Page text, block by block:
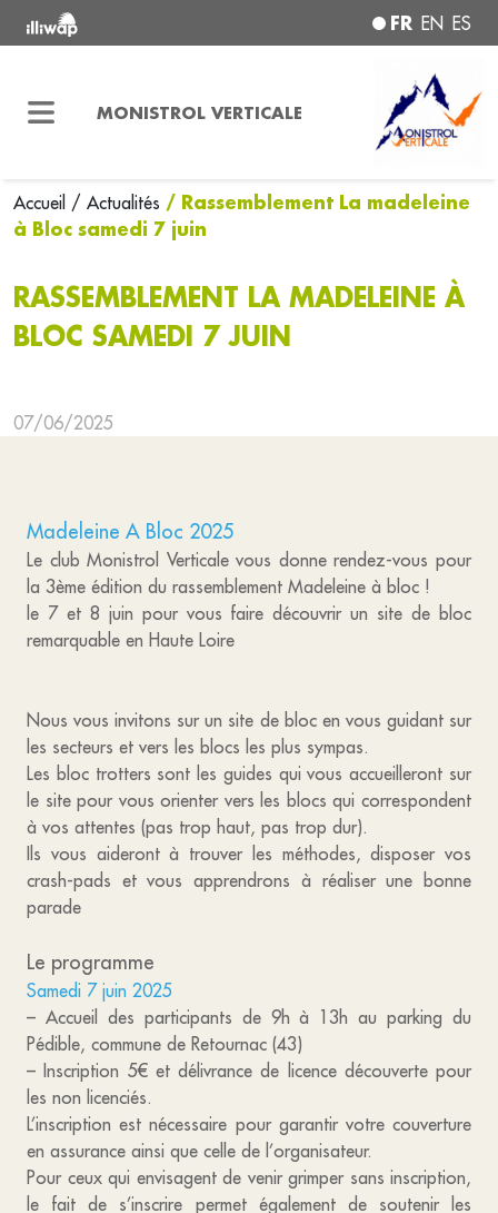
FR EN ES
MONISTROL VERTICALE
Accueil / Actualités / Rassemblement La madeleine
à Bloc samedi 7 juin
RASSEMBLEMENT LA MADELEINE À
BLOC SAMEDI 7 JUIN
07/06/2025
Madeleine A Bloc 2025
Le club Monistrol Verticale vous donne rendez-vous pour
la 3ème édition du rassemblement Madeleine à bloc !
le 7 et 8 juin pour vous faire découvrir un site de bloc
remarquable en Haute Loire
Nous vous invitons sur un site de bloc en vous guidant sur
les secteurs et vers les blocs les plus sympas.
Les bloc trotters sont les guides qui vous accueilleront sur
le site pour vous orienter vers les blocs qui correspondent
à vos attentes (pas trop haut, pas trop dur).
Ils vous aideront à trouver les méthodes, disposer vos
crash-pads et vous apprendrons à réaliser une bonne
parade
Le programme
Samedi 7 juin 2025
– Accueil des participants de 9h à 13h au parking du
Pédible, commune de Retournac (43)
– Inscription 5€ et délivrance de licence découverte pour
les non licenciés.
L’inscription est nécessaire pour garantir votre couverture
en assurance ainsi que celle de l’organisateur.
Pour ceux qui envisagent de venir grimper sans inscription,
le fait de s’inscrire permet également de soutenir les